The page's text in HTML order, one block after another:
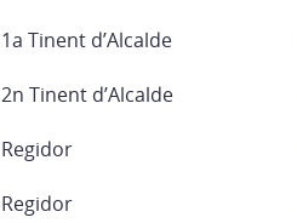
1a Tinent d’Alcalde
2n Tinent d’Alcalde
Regidor
Regidor